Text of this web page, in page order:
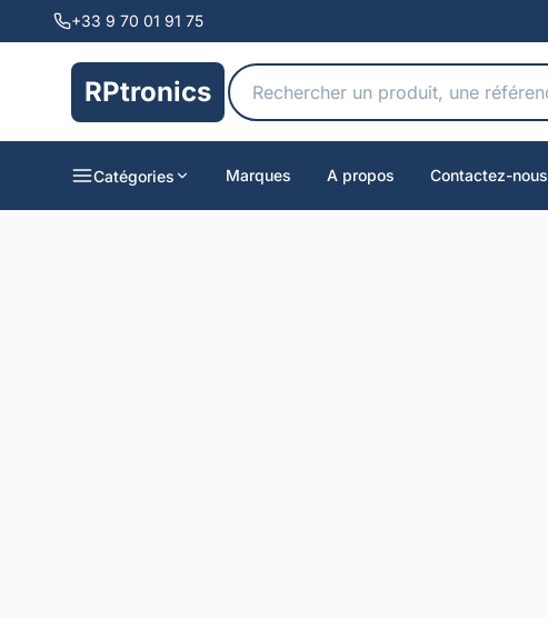
+33 9 70 01 91 75
RPtronics
Catégories Marques A propos Contactez-nous